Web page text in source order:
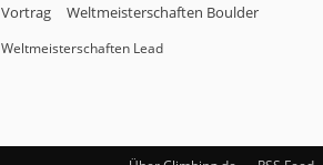
Vortrag
Weltmeisterschaften Boulder
Weltmeisterschaften Lead